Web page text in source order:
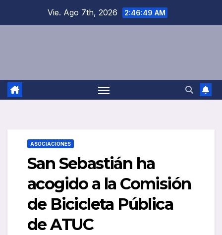
Vie. Ago 7th, 2026 2:46:49 AM
ASOCIACIONES
San Sebastián ha
acogido a la Comisión
de Bicicleta Pública
de ATUC